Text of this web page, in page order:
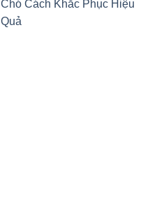
Chó Cách Khắc Phục Hiệu
Quả